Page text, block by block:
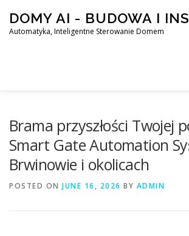
content
DOMY AI - BUDOWA I
Automatyka, Inteligentne Sterowanie Domem
SMART DOM AI – AUTOMATYKA,
Brama przyszłości Twojej
Smart Gate Automation
Brwinowie i okolicach
POSTED ON JUNE 16, 2026 BY ADMIN